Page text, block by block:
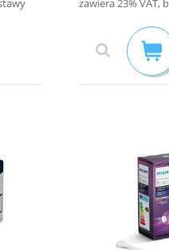
zawiera 23% VAT,